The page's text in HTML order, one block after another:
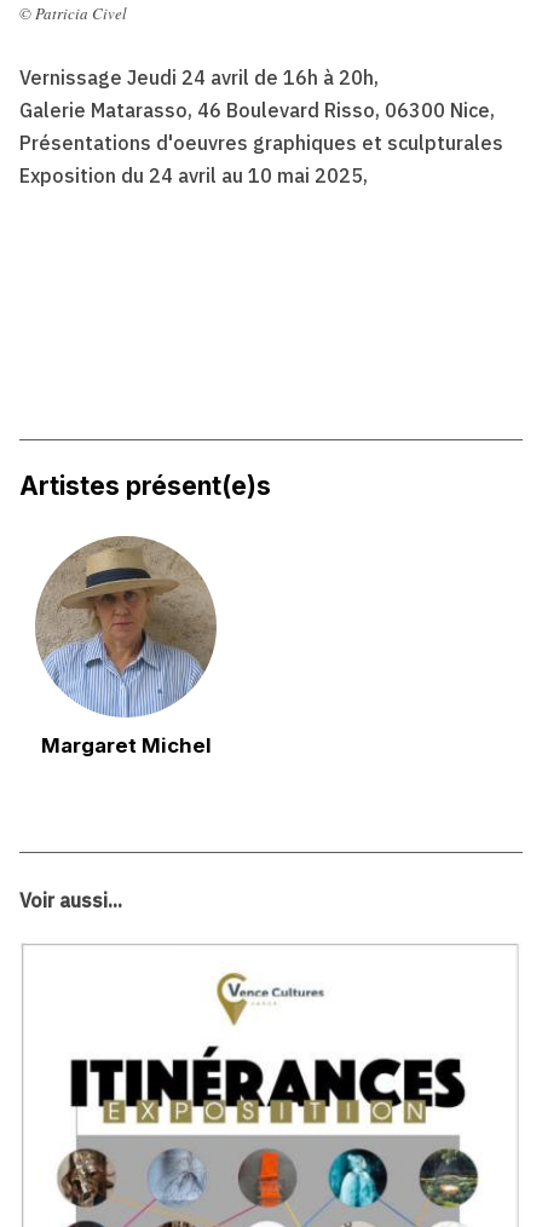
© Patricia Civel
Vernissage Jeudi 24 avril de 16h à 20h,
Galerie Matarasso, 46 Boulevard Risso, 06300 Nice,
Présentations d'oeuvres graphiques et sculpturales
Exposition du 24 avril au 10 mai 2025,
Artistes présent(e)s
Margaret Michel
Voir aussi...